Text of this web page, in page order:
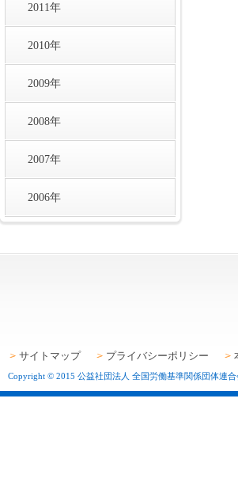
2011年
2010年
2009年
2008年
2007年
2006年
サイトマップ プライバシーポリシー
Copyright © 2015 公益社団法人 全国労働基準関係団体連